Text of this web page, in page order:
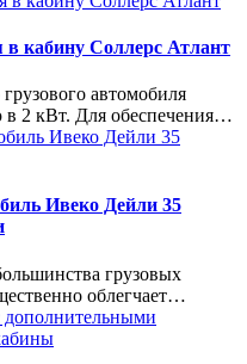
кабину Соллерс Атлант
автомобиля
в 2 кВт. Для обеспечения…
Ивеко Дейли 35
грузовых
облегчает…